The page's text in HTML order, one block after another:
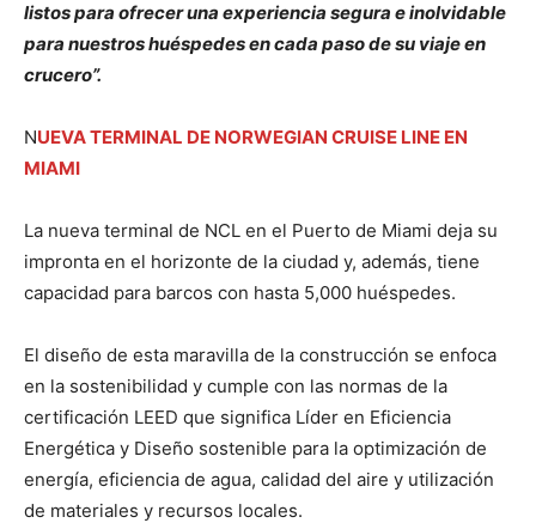
listos para ofrecer una experiencia segura e inolvidable
para nuestros huéspedes en cada paso de su viaje en
crucero”.
NUEVA TERMINAL DE NORWEGIAN CRUISE LINE EN
MIAMI
La nueva terminal de NCL en el Puerto de Miami deja su
impronta en el horizonte de la ciudad y, además, tiene
capacidad para barcos con hasta 5,000 huéspedes.
El diseño de esta maravilla de la construcción se enfoca
en la sostenibilidad y cumple con las normas de la
certificación LEED que significa Líder en Eficiencia
Energética y Diseño sostenible para la optimización de
energía, eficiencia de agua, calidad del aire y utilización
de materiales y recursos locales.